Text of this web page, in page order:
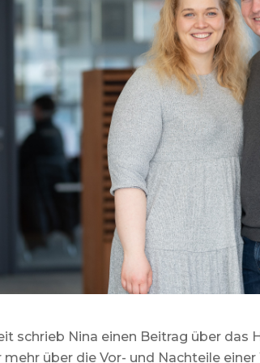
und
Gebäude
und Kühlung von
der Wärmepumpen
unserer Kunden
schrieb Nina einen Beitrag über
mehr über die Vor- und Nachteile